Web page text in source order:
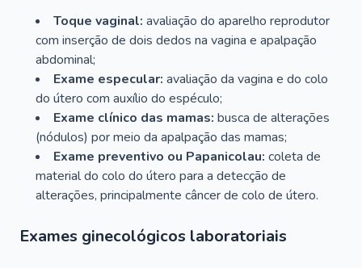
Toque vaginal: avaliação do aparelho reprodutor
com inserção de dois dedos na vagina e apalpação
abdominal;
Exame especular: avaliação da vagina e do colo
do útero com auxílio do espéculo;
Exame clínico das mamas: busca de alterações
(nódulos) por meio da apalpação das mamas;
Exame preventivo ou Papanicolau: coleta de
material do colo do útero para a detecção de
alterações, principalmente câncer de colo de útero.
Exames ginecológicos laboratoriais